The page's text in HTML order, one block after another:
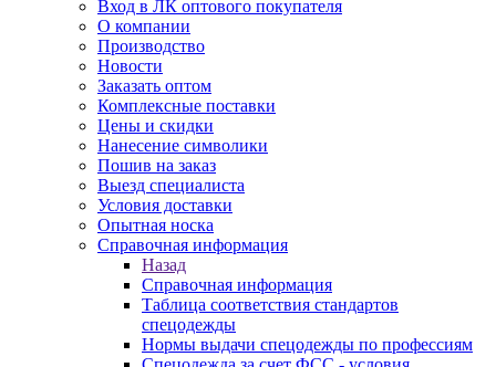
Вход в ЛК оптового покупателя
О компании
Производство
Новости
Заказать оптом
Комплексные поставки
Цены и скидки
Нанесение символики
Пошив на заказ
Выезд специалиста
Условия доставки
Опытная носка
Справочная информация
Назад
Справочная информация
Таблица соответствия стандартов
спецодежды
Нормы выдачи спецодежды по профессиям